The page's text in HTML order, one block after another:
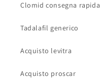
Clomid consegna rapida
Tadalafil generico
Acquisto levitra
Acquisto proscar